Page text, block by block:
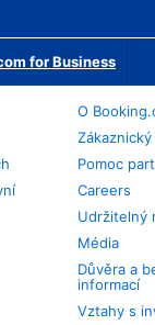
for Business
O
Pomoc
Careers
Udržitelný
Média
Důvěra a
informací
Vztahy s